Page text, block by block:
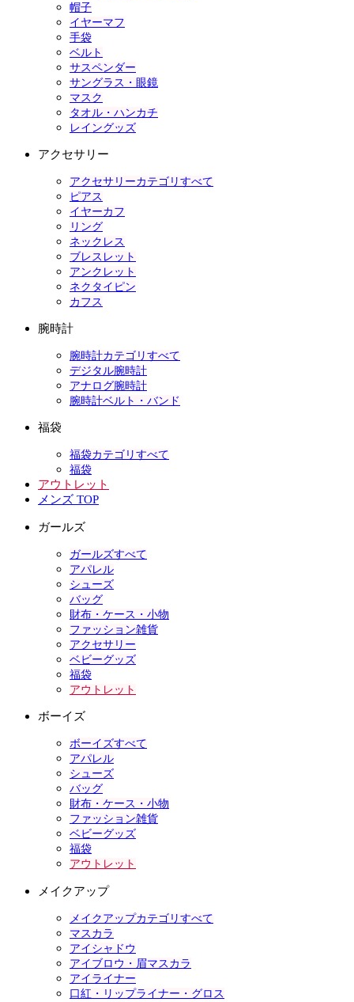
帽子
イヤーマフ
手袋
ベルト
サスペンダー
サングラス・眼鏡
マスク
タオル・ハンカチ
レイングッズ
アクセサリー
アクセサリーカテゴリすべて
ピアス
イヤーカフ
リング
ネックレス
ブレスレット
アンクレット
ネクタイピン
カフス
腕時計
腕時計カテゴリすべて
デジタル腕時計
アナログ腕時計
腕時計ベルト・バンド
福袋
福袋カテゴリすべて
福袋
アウトレット
メンズ TOP
ガールズ
ガールズすべて
アパレル
シューズ
バッグ
財布・ケース・小物
ファッション雑貨
アクセサリー
ベビーグッズ
福袋
アウトレット
ボーイズ
ボーイズすべて
アパレル
シューズ
バッグ
財布・ケース・小物
ファッション雑貨
ベビーグッズ
福袋
アウトレット
メイクアップ
メイクアップカテゴリすべて
マスカラ
アイシャドウ
アイブロウ・眉マスカラ
アイライナー
口紅・リップライナー・グロス